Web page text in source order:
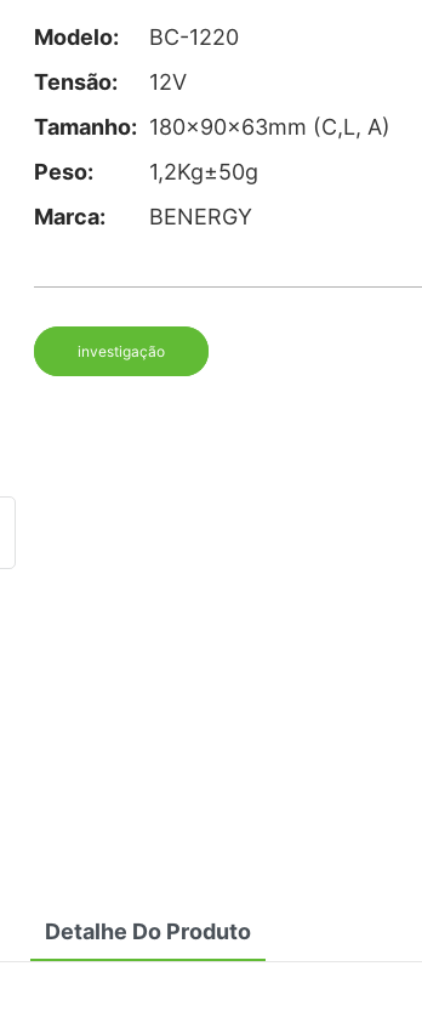
Modelo:
BC-1220
Tensão:
12V
Tamanho: 180×90×63mm (C,L, A)
Peso:
1,2Kg±50g
Marca:
BENERGY
investigação
Detalhe Do Produto